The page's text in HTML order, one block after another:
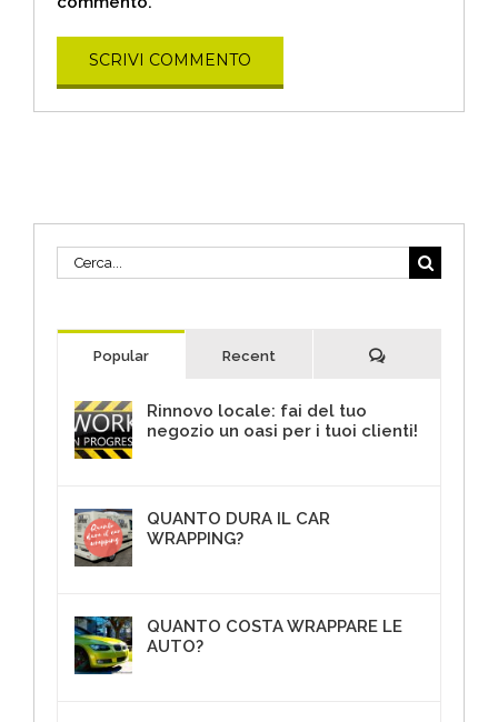
Cerca
per:
Popular Recent Commenti
Rinnovo locale: fai del tuo
negozio un oasi per i tuoi clienti!
QUANTO DURA IL CAR
WRAPPING?
QUANTO COSTA WRAPPARE LE
AUTO?